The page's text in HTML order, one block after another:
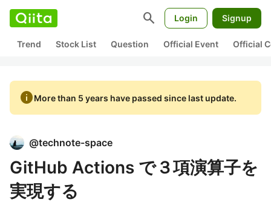
search Login Signup
Trend Stock List Question Official Event Official
infoMore than 5 years have passed since last update.
@technote-space
GitHub Actions で３項演算子を
実現する